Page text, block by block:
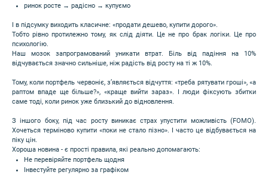
ринок росте → радісно → купуємо
І в підсумку виходить класичне: «продати дешево, купити дорого».
Тобто рівно протилежно тому, як слід діяти. Це не про брак логіки. Це про
психологію.
Наш мозок запрограмований уникати втрат. Біль від падіння на 10%
відчувається значно сильніше, ніж радість від росту на ті ж 10%.
Тому, коли портфель червоніє, з’являється відчуття: «треба рятувати гроші», «а
раптом впаде ще більше?», «краще вийти зараз». І люди фіксують збитки
саме тоді, коли ринок уже близький до відновлення.
З іншого боку, під час росту виникає страх упустити можливість (FOMO).
Хочеться терміново купити «поки не стало пізно». І часто це відбувається на
піку цін.
Хороша новина - є прості правила, які реально допомагають:
Не перевіряйте портфель щодня
Інвестуйте регулярно за графіком